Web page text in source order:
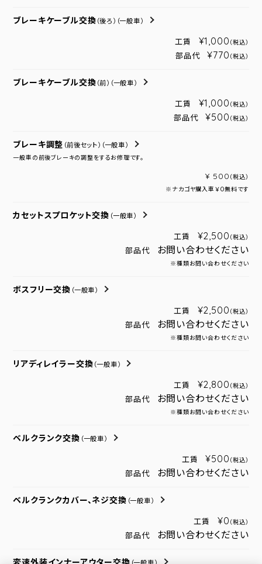
ブレーキケーブル交換 （後ろ） （一般車）
工賃 ¥1,000 （税込）
部品代 ¥770 （税込）
ブレーキケーブル交換 （前） （一般車）
工賃 ¥1,000 （税込）
部品代 ¥500 （税込）
ブレーキ調整 （前後セット） （一般車）
一般車の前後ブレーキの調整をするお修理です。
¥ 500 （税込）
※ナカゴヤ購入車￥０無料です
カセットスプロケット交換 （一般車）
工賃 ¥2,500 （税込）
部品代 お問い合わせください
※種類お問い合わせください
ボスフリー交換 （一般車）
工賃 ¥2,500 （税込）
部品代 お問い合わせください
※種類お問い合わせください
リアディレイラー交換 （一般車）
工賃 ¥2,800 （税込）
部品代 お問い合わせください
※種類お問い合わせください
ベルクランク交換 （一般車）
工賃 ¥500 （税込）
部品代 お問い合わせください
ベルクランクカバー、ネジ交換 （一般車）
工賃 ¥0 （税込）
部品代 お問い合わせください